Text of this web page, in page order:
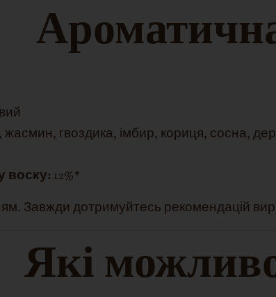
Ароматична
жасмин, гвоздика, імбир, кориця, сосна,
воску: 12%*
Завжди дотримуйтесь рекомендацій
Які